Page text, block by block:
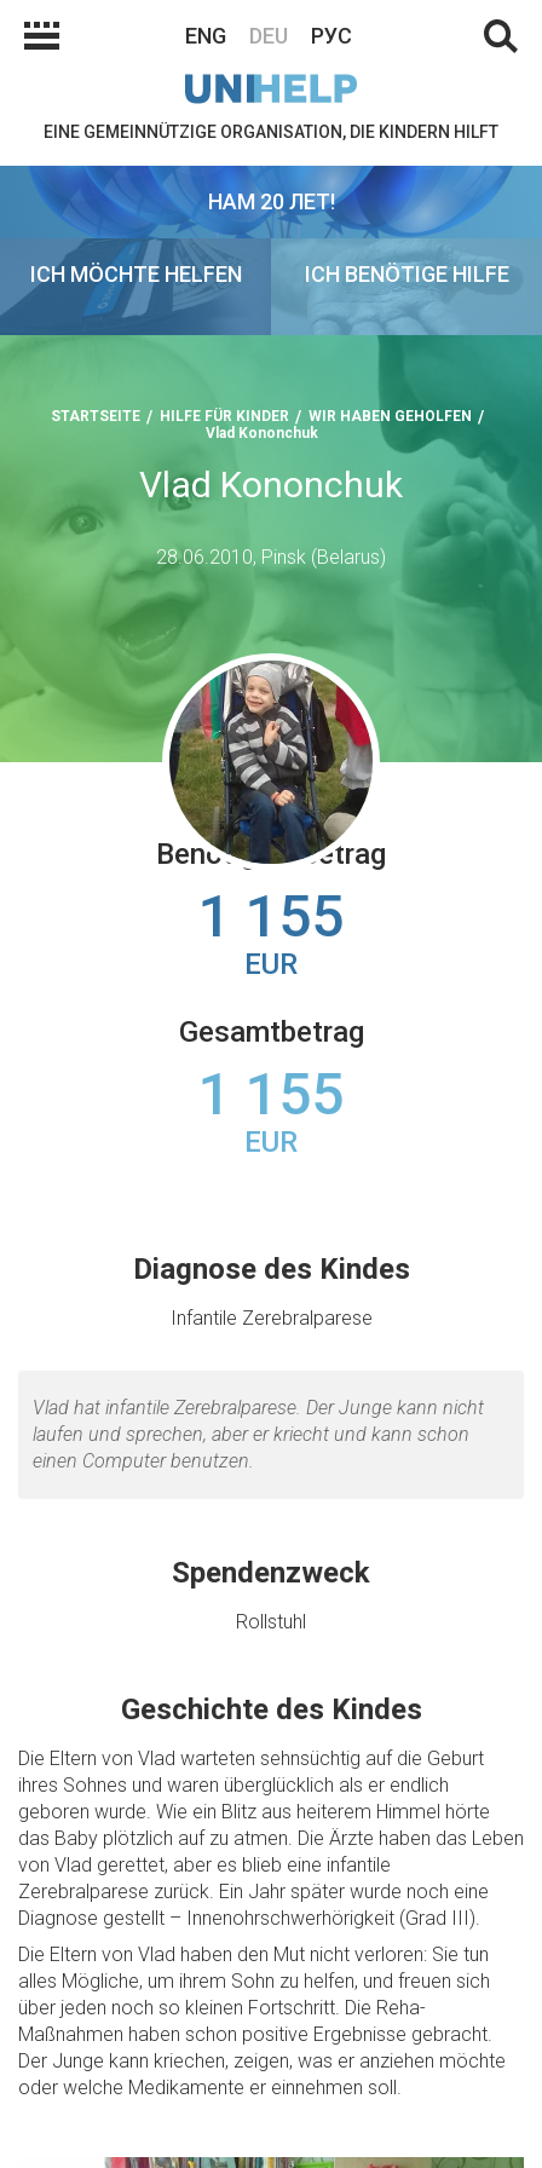
ENG DEU РУС
EINE GEMEINNÜTZIGE ORGANISATION, DIE KINDERN HILFT
НАМ 20 ЛЕТ!
ICH MÖCHTE HELFEN ICH BENÖTIGE HILFE
STARTSEITE HILFE FÜR KINDER
WIR HABEN GEHOLFEN
Vlad Kononchuk
Vlad Kononchuk
28.06.2010, Pinsk (Belarus)
Benötigter Betrag
1 155
EUR
Gesamtbetrag
1 155
EUR
Diagnose des Kindes
Infantile Zerebralparese
Vlad hat infantile Zerebralparese. Der Junge kann nicht
laufen und sprechen, aber er kriecht und kann schon
einen Computer benutzen.
Spendenzweck
Rollstuhl
Geschichte des Kindes
Die Eltern von Vlad warteten sehnsüchtig auf die Geburt
ihres Sohnes und waren überglücklich als er endlich
geboren wurde. Wie ein Blitz aus heiterem Himmel hörte
das Baby plötzlich auf zu atmen. Die Ärzte haben das Leben
von Vlad gerettet, aber es blieb eine infantile
Zerebralparese zurück. Ein Jahr später wurde noch eine
Diagnose gestellt – Innenohrschwerhörigkeit (Grad III).
Die Eltern von Vlad haben den Mut nicht verloren: Sie tun
alles Mögliche, um ihrem Sohn zu helfen, und freuen sich
über jeden noch so kleinen Fortschritt. Die Reha-
Maßnahmen haben schon positive Ergebnisse gebracht.
Der Junge kann kriechen, zeigen, was er anziehen möchte
oder welche Medikamente er einnehmen soll.